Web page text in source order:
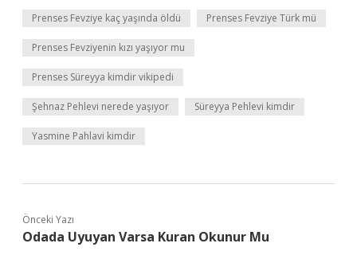
Prenses Fevziye kaç yaşında öldü Prenses Fevziye Türk mü
Prenses Fevziyenin kızı yaşıyor mu
Prenses Süreyya kimdir vikipedi
Şehnaz Pehlevi nerede yaşıyor Süreyya Pehlevi kimdir
Yasmine Pahlavi kimdir
Önceki Yazı
Odada Uyuyan Varsa Kuran Okunur Mu